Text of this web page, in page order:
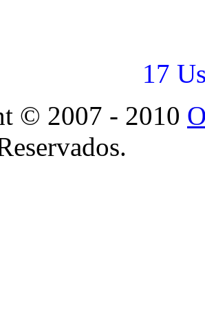
17
© 2007 - 2010